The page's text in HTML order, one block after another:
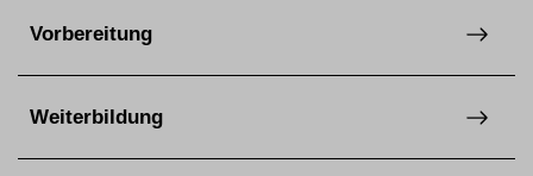
Vorbereitung
Weiterbildung